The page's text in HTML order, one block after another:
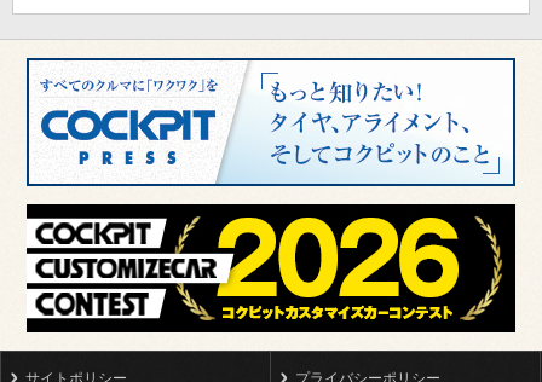
サイトポリシー プライバシーポリシー